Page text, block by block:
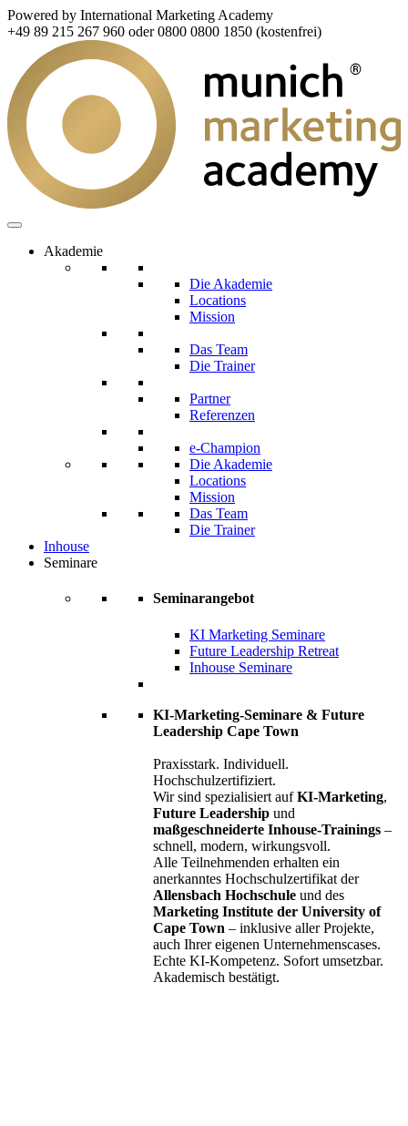
Powered by International Marketing Academy
+49 89 215 267 960 oder 0800 0800 1850 (kostenfrei)
Akademie
Die Akademie
Locations
Mission
Das Team
Die Trainer
Partner
Referenzen
e-Champion
Die Akademie
Locations
Mission
Das Team
Die Trainer
Inhouse
Seminare
Seminarangebot
KI Marketing Seminare
Future Leadership Retreat
Inhouse Seminare
KI-Marketing-Seminare & Future
Leadership Cape Town
Praxisstark. Individuell.
Hochschulzertifiziert.
Wir sind spezialisiert aufKI-Marketing,
Future Leadership und
maßgeschneiderte Inhouse-Trainings –
schnell, modern, wirkungsvoll.
Alle Teilnehmenden erhalten ein
anerkanntes Hochschulzertifikat der
Allensbach Hochschule und des
Marketing Institute der University of
Cape Town – inklusive aller Projekte,
auch Ihrer eigenen Unternehmenscases.
Echte KI-Kompetenz. Sofort umsetzbar.
Akademisch bestätigt.